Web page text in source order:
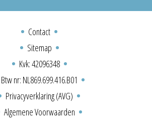
Contact
Sitemap
Kvk: 42096348
Btw nr: NL869.699.416.B01
Privacyverklaring (AVG)
Algemene Voorwaarden